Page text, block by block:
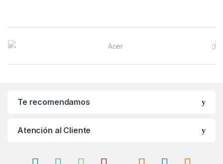
Te recomendamos
Atención al Cliente